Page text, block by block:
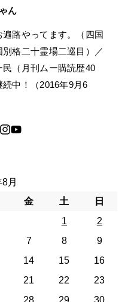
ん
路やってます。（四国
格二十霊場二巡目）／
（月刊ムー購読歴40
中！（2016年9月6
月
金 土
日
1
2
7 8
9
14 15
16
21 22
23